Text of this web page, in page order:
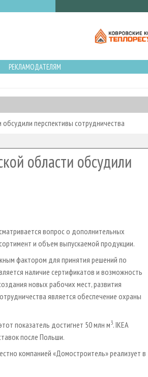
РЕКЛАМОДАТЕЛЯМ
перспективы сотрудничества
области обсудили
вопрос о дополнительных
и объем выпускаемой продукции.
фактором для принятия решений по
наличие сертификатов и возможность
новых рабочих мест, развития
является обеспечение охраны
показатель достигнет 50 млн м3. IKEA
после Польши.
компанией «Домостроитель» реализует в